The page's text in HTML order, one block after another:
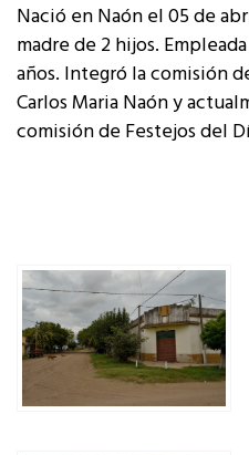
Nació en Naón el 05 de
madre de 2 hijos.
años. Integró la comisión
Carlos Maria Naón y
comisión de Festejos del